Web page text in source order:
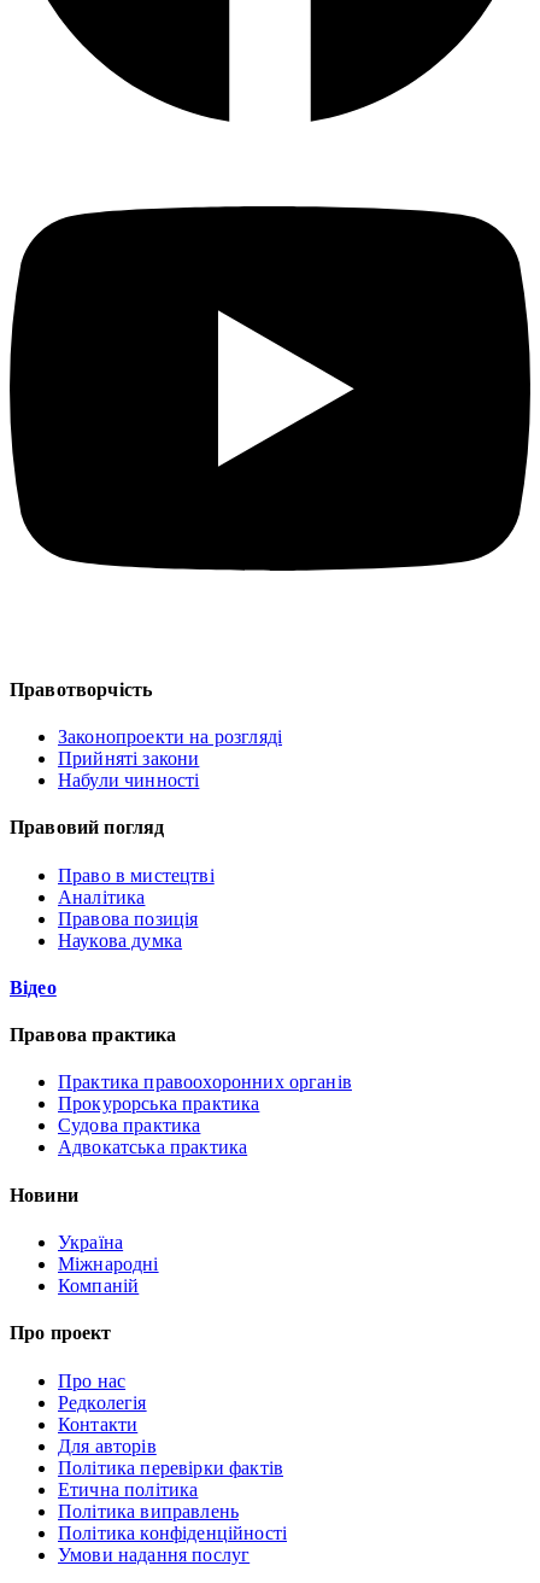
Правотворчість
Законопроекти на розгляді
Прийняті закони
Набули чинності
Правовий погляд
Право в мистецтві
Аналітика
Правова позиція
Наукова думка
Відео
Правова практика
Практика правоохоронних органів
Прокурорська практика
Судова практика
Адвокатська практика
Новини
Україна
Міжнародні
Компаній
Про проект
Про нас
Редколегія
Контакти
Для авторів
Політика перевірки фактів
Етична політика
Політика виправлень
Політика конфіденційності
Умови надання послуг